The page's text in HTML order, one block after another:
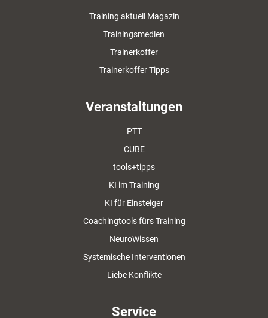
Training aktuell Magazin
Trainingsmedien
Trainerkoffer
Trainerkoffer Tipps
Veranstaltungen
PTT
CUBE
tools+tipps
KI im Training
KI für Einsteiger
Coachingtools fürs Training
NeuroWissen
Systemische Interventionen
Liebe Konflikte
Service